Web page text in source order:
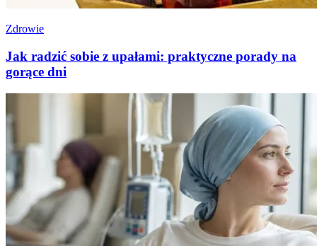
Zdrowie
Jak radzić sobie z upałami: praktyczne porady na
gorące dni